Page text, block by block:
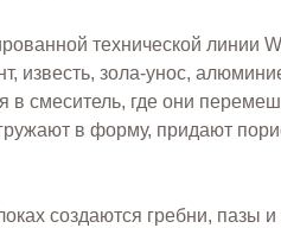
технической линии
известь, зола-унос,
в смеситель, где они
в форму, придают
создаются гребни, пазы и